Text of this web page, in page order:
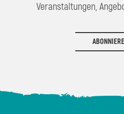
Veranstaltungen,